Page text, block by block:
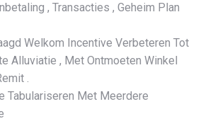
, Transacties , Geheim Plan
Welkom Incentive Verbeteren Tot
Alluviatie , Met Ontmoeten Winkel
.
Tabulariseren Met Meerdere